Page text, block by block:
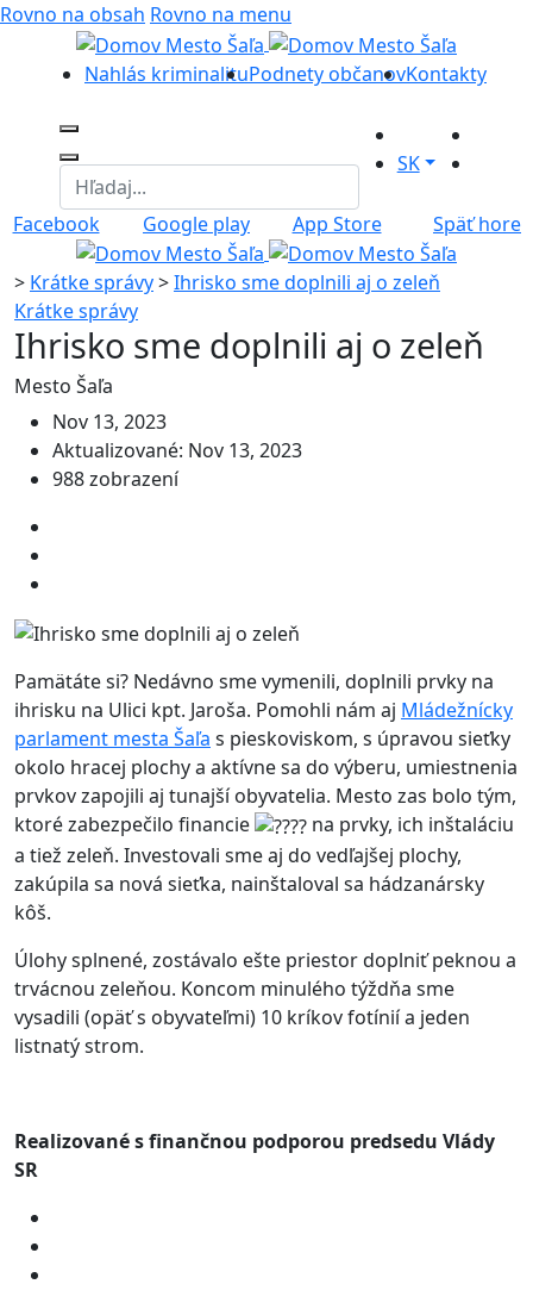
Rovno na obsah Rovno na menu
Nahlás kriminalituPodnety občanovKontakty
SK
Facebook Google play App Store Späť hore
> Krátke správy>Ihrisko sme doplnili aj o zeleň
Krátke správy
Ihrisko sme doplnili aj o zeleň
Mesto Šaľa
Nov 13, 2023
Aktualizované: Nov 13, 2023
988 zobrazení
Pamätáte si? Nedávno sme vymenili, doplnili prvky na
ihrisku na Ulici kpt. Jaroša. Pomohli nám aj Mládežnícky
parlament mesta Šaľa s pieskoviskom, s úpravou sieťky
okolo hracej plochy a aktívne sa do výberu, umiestnenia
prvkov zapojili aj tunajší obyvatelia. Mesto zas bolo tým,
ktoré zabezpečilo financie
na prvky, ich inštaláciu
a tiež zeleň. Investovali sme aj do vedľajšej plochy,
zakúpila sa nová sieťka, nainštaloval sa hádzanársky
kôš.
Úlohy splnené, zostávalo ešte priestor doplniť peknou a
trvácnou zeleňou. Koncom minulého týždňa sme
vysadili (opäť s obyvateľmi) 10 kríkov fotínií a jeden
listnatý strom.
Realizované s finančnou podporou predsedu Vlády
SR